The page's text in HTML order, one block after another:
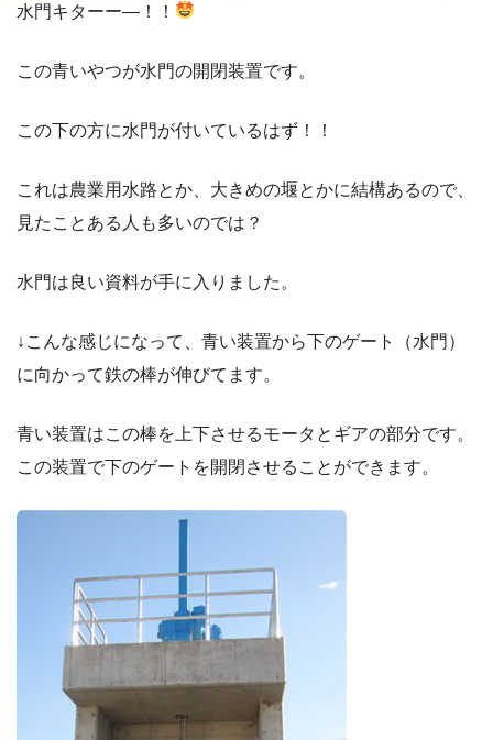
水門キターー―！！
この青いやつが水門の開閉装置です。
この下の方に水門が付いているはず！！
これは農業用水路とか、大きめの堰とかに結構あるので、
見たことある人も多いのでは？
水門は良い資料が手に入りました。
↓こんな感じになって、青い装置から下のゲート（水門）
に向かって鉄の棒が伸びてます。
青い装置はこの棒を上下させるモータとギアの部分です。
この装置で下のゲートを開閉させることができます。